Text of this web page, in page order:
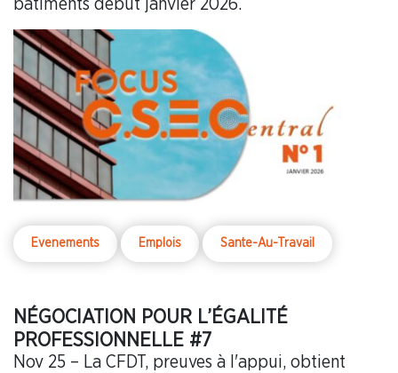
bâtiments début janvier 2026.
Evenements Emplois Sante-Au-Travail
NÉGOCIATION POUR L’ÉGALITÉ
PROFESSIONNELLE #7
Nov 25 – La CFDT, preuves à l'appui, obtient